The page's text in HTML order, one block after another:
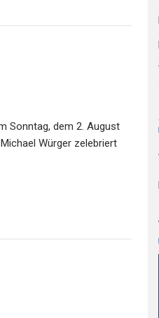
Sonntag, dem 2. August
Würger zelebriert